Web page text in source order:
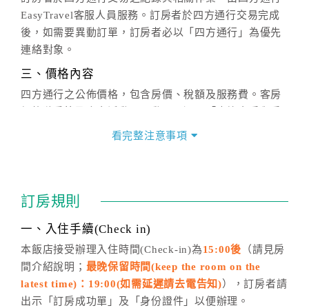
EasyTravel客服人員服務。訂房者於四方通行交易完成
後，如需要異動訂單，訂房者必以「四方通行」為優先
連絡對象。
三、價格內容
四方通行之公佈價格，包含房價、稅額及服務費。客房
價」之當日價格為標準。
話方式異動訂單。
※非客服時間之申辦異動，皆為次日計算及辦理。
五、客服時間
週一至週日，上午9:00～晚上6:00
六、聯絡方式
看完整注意事項
訂房規則
一、入住手續(Check in)
本飯店接受辦理入住時間(Check-in)為15:00後 （請見房
間介紹說明； 最晚保留時間(keep the room on the
latest time)：19:00(如需延遲請去電告知)），訂房者請
出示「訂房成功單」及「身份證件」以便辦理。